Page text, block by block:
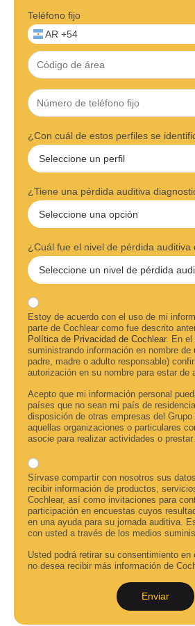
Teléfono fijo
AR +54
¿Con cuál de estos perfiles se
¿Tiene una pérdida auditiva
¿Cuál fue el nivel de pérdida auditiva
Estoy de acuerdo con el uso de mi
parte de Cochlear como fue descrito
Política de Privacidad de Cochlear. En el
suministrando información en nombre de
padre, madre o adulto responsable)
autorización en su nombre para estar de
Acepto que mi información personal
países que no sean mi país de
disposición de otras empresas del Grupo
aquellas organizaciones o particulares
asocie para realizar actividades o
Sírvase compartir con nosotros sus
recibir información de productos,
Cochlear, así como invitaciones para
participación en encuestas cuyos
en una ayuda para su jornada auditiva.
con usted a través de los medios
Usted podrá retirar su consentimiento en
no desea recibir más información de
Enviar